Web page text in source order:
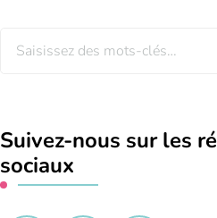
Vous
?
Suivez-nous sur les
sociaux